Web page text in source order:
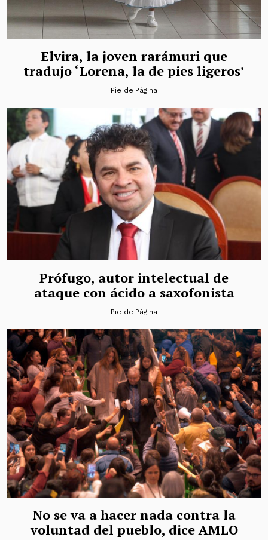
Elvira, la joven rarámuri que
tradujo ‘Lorena, la de pies ligeros’
Pie de Página
Prófugo, autor intelectual de
ataque con ácido a saxofonista
Pie de Página
No se va a hacer nada contra la
voluntad del pueblo, dice AMLO